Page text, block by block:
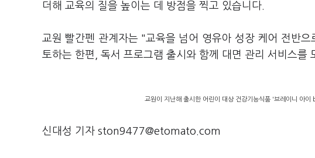
더해 교육의 질을 높이는 데 방점을 찍고 있습니다.
교원 빨간펜 관계자는 "교육을 넘어 영유아 성장 케어 전반
토하는 한편, 독서 프로그램 출시와 함께 대면 관리 서비스를
교원이 지난해 출시한 어린이 대상 건강기능식품 '브레이니 아
신대성 기자 ston9477@etomato.com